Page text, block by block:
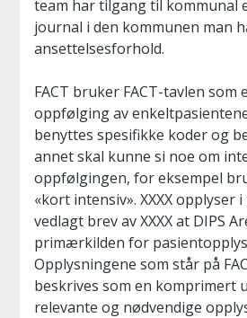
team har tilgang til kommunal
journal i den kommunen man
ansettelsesforhold.
FACT bruker FACT-tavlen
oppfølging av
benyttes spesifikke koder og
annet skal kunne si noe om
oppfølgingen, for eksempel
«kort intensiv». XXXX opplyser
vedlagt brev av XXXX at DIPS
primærkilden for
Opplysningene som står på
beskrives som en komprimert
relevante og nødvendige